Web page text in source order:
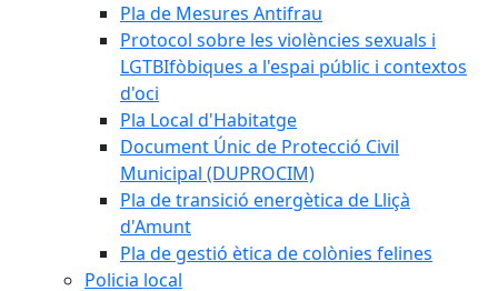
Pla de Mesures Antifrau
Protocol sobre les violències sexuals i
LGTBIfòbiques a l'espai públic i contextos
d'oci
Pla Local d'Habitatge
Document Únic de Protecció Civil
Municipal (DUPROCIM)
Pla de transició energètica de Lliçà
d'Amunt
Pla de gestió ètica de colònies felines
Policia local